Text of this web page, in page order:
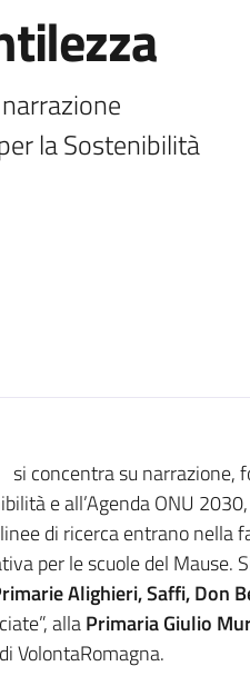
la Sostenibilità
si concentra su narrazione,
e all’Agenda ONU
di ricerca entrano nella
per le scuole del Mause.
Alighieri, Saffi, Don
allaPrimaria Giulio
VolontaRomagna.